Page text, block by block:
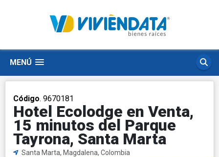
MENÚ
Código. 9670181
Hotel Ecolodge en Venta,
15 minutos del Parque
Tayrona, Santa Marta
Santa Marta, Magdalena, Colombia